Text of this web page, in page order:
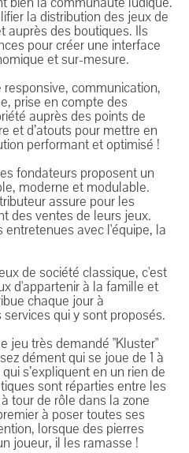
la distribution des jeux de
auprès des boutiques. Ils
pour créer une interface
et sur-mesure.
communication,
prise en compte des
auprès des points de
et d’atouts pour mettre en
performant et optimisé !
fondateurs proposent un
moderne et modulable.
assure pour les
des ventes de leurs jeux.
entretenues avec l'équipe, la
de société classique, c'est
d'appartenir à la famille et
chaque jour à
qui y sont proposés.
jeu très demandé "Kluster"
dément qui se joue de 1 à
s’expliquent en un rien de
sont réparties entre les
tour de rôle dans la zone
à poser toutes ses
lorsque des pierres
joueur, il les ramasse !